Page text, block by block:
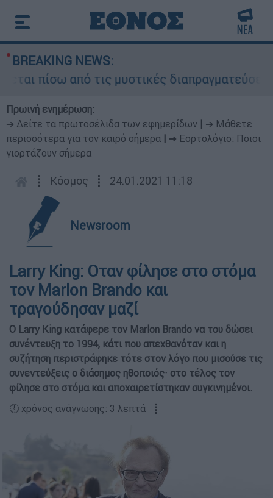
BREAKING NEWS:
πίσω από τις μυστικές διαπραγματεύσεις
Πρωινή ενημέρωση:
➔ Δείτε τα πρωτοσέλιδα των εφημερίδων
➔ Μάθετε
περισσότερα για τον καιρό σήμερα
➔ Εορτολόγιο: Ποιοι
γιορτάζουν σήμερα
┋ Κόσμος ┋ 24.01.2021 11:18
Newsroom
Larry King: Οταν φίλησε στο στόμα
τον Marlon Brando και
τραγούδησαν μαζί
Ο Larry King κατάφερε τον Marlon Brando να του δώσει
συνέντευξη το 1994, κάτι που απεχθανόταν και η
συζήτηση περιστράφηκε τότε στον λόγο που μισούσε τις
συνεντεύξεις ο διάσημος ηθοποιός· στο τέλος τον
φίλησε στο στόμα και αποχαιρετίστηκαν συγκινημένοι.
🕛 χρόνος ανάγνωσης: 3 λεπτά ┋